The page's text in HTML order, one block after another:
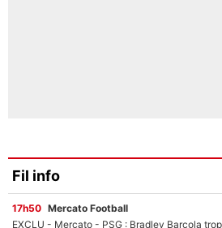
Fil info
17h50 Mercato Football
EXCLU - Mercato - PSG : Bradley Barcola